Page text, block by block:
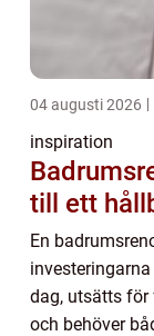
04 augusti 2026
inspiration
till ett
En
dag, utsätts för
och behöver